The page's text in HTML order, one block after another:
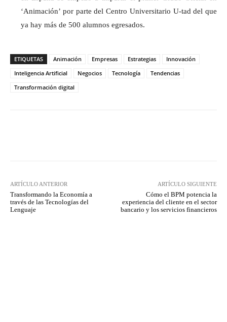
‘Animación’ por parte del Centro Universitario U-tad del que
ya hay más de 500 alumnos egresados.
ETIQUETAS Animación Empresas Estrategias
Innovación
Inteligencia Artificial
Negocios Tecnología
Tendencias
Transformación digital
ARTÍCULO ANTERIOR
Transformando la Economía a
través de las Tecnologías del
Lenguaje
ARTÍCULO SIGUIENTE
Cómo el BPM potencia la
experiencia del cliente en el sector
bancario y los servicios financieros